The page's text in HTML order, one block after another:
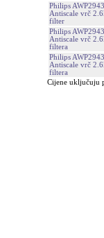
Philips
Antiscale vrč
filter
Philips
Antiscale vrč
filtera
Philips
Antiscale vrč
filtera
Cijene uključuju